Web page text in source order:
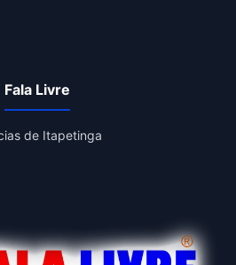
Fala Livre
de Itapetinga